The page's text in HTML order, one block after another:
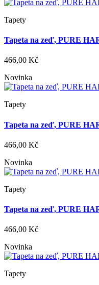
Tapety
Tapeta na zeď, PURE
466,00 Kč
Novinka
Tapety
Tapeta na zeď, PURE
466,00 Kč
Novinka
Tapety
Tapeta na zeď, PURE
466,00 Kč
Novinka
Tapety